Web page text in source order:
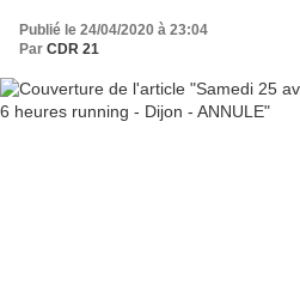
Publié le 24/04/2020 à 23:04
Par CDR 21